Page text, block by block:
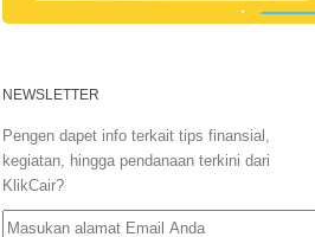
NEWSLETTER
Pengen dapet info terkait tips finansial,
kegiatan, hingga pendanaan terkini dari
KlikCair?